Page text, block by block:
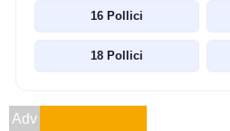
16 Pollici
18 Pollici
Adv